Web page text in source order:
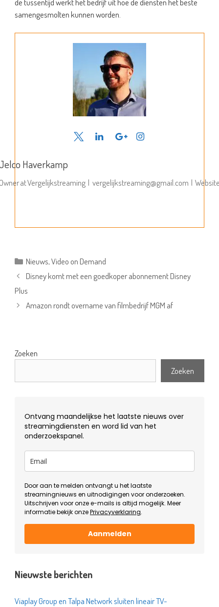
samengesmolten kunnen worden.
Haverkamp
atVergelijkstreaming | vergelijkstreaming@gmail.com |
Categorieën
Nieuws,Video on Demand
Disney komt met een goedkoper abonnement Disney
Plus
Amazon rondt overname van filmbedrijf MGM af
Zoeken
Zoeken
Ontvang maandelijkse het laatste nieuws over
streamingdiensten en word lid van het
onderzoekspanel.
Door aan te melden ontvangt u het laatste
streamingnieuws en uitnodigingen voor onderzoeken.
Uitschrijven voor onze e-mails is altijd mogelijk. Meer
informatie bekijk onzePrivacyverklaring.
Aanmelden
Nieuwste berichten
Viaplay Group en Talpa Network sluiten lineair TV-